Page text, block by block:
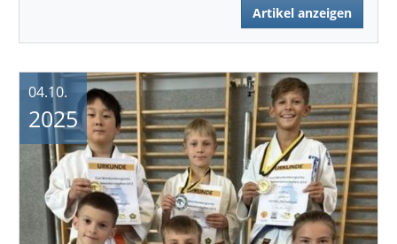
Artikel anzeigen
04.10.
2025